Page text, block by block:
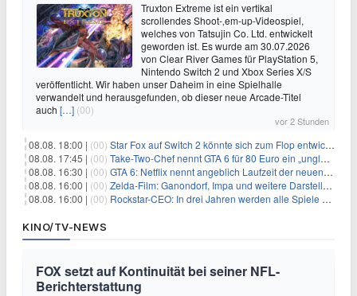
Truxton Extreme ist ein vertikal
scrollendes Shoot-‚em-up-Videospiel,
welches von Tatsujin Co. Ltd. entwickelt
geworden ist. Es wurde am 30.07.2026
von Clear River Games für PlayStation 5,
Nintendo Switch 2 und Xbox Series X/S
veröffentlicht. Wir haben unser Daheim in eine Spielhalle
verwandelt und herausgefunden, ob dieser neue Arcade-Titel
auch […] (00)
vor 2 Stunden
08.08. 18:00 | (00) Star Fox auf Switch 2 könnte sich zum Flop entwickeln
08.08. 17:45 | (00) Take-Two-Chef nennt GTA 6 für 80 Euro ein „unglaubliches Schnäppchen“
08.08. 16:30 | (00) GTA 6: Netflix nennt angeblich Laufzeit der neuen Gameplay-Präsentation
08.08. 16:00 | (00) Zelda-Film: Ganondorf, Impa und weitere Darsteller sollen feststehen
08.08. 16:00 | (00) Rockstar-CEO: In drei Jahren werden alle Spiele gestreamt
KINO/TV-NEWS
FOX setzt auf Kontinuität bei seiner NFL-
Berichterstattung